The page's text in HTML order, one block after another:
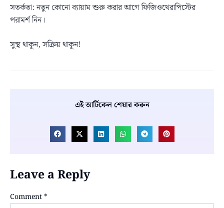
সতর্কতা: নতুন কোনো ব্যায়াম শুরু করার আগে ফিজিওথেরাপিস্টের
পরামর্শ নিন।
সুস্থ থাকুন, সক্রিয় থাকুন!
এই আর্টিকেল শেয়ার করুন
Leave a Reply
Comment*